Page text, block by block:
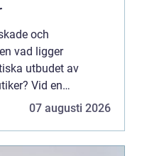
och
vad ligger
utbudet av
Vid en
värld upptäck...
07 augusti 2026